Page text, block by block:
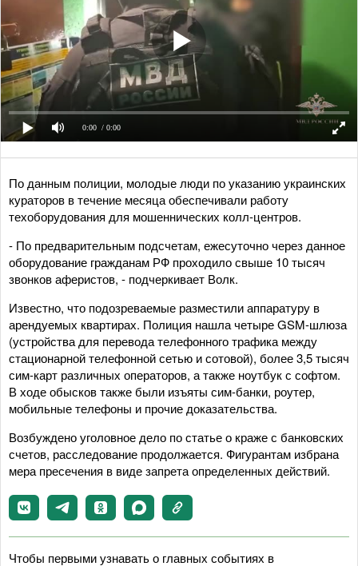
0:00 / 0:00
По данным полиции, молодые люди по указанию украинских
кураторов в течение месяца обеспечивали работу
техоборудования для мошеннических колл-центров.
- По предварительным подсчетам, ежесуточно через данное
оборудование гражданам РФ проходило свыше 10 тысяч
звонков аферистов, - подчеркивает Волк.
Известно, что подозреваемые разместили аппаратуру в
арендуемых квартирах. Полиция нашла четыре GSM-шлюза
(устройства для перевода телефонного трафика между
стационарной телефонной сетью и сотовой), более 3,5 тысяч
сим-карт различных операторов, а также ноутбук с софтом.
В ходе обысков также были изъяты сим-банки, роутер,
мобильные телефоны и прочие доказательства.
Возбуждено уголовное дело по статье о краже с банковских
счетов, расследование продолжается. Фигурантам избрана
мера пресечения в виде запрета определенных действий.
Чтобы первыми узнавать о главных событиях в